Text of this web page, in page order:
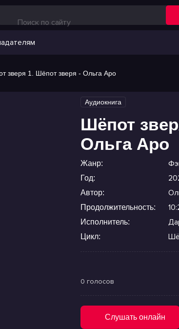
зверя 1. Шёпот зверя - Ольга Аро
Аудиокнига
Шёпот
Ольга Аро
Жанр:
Год:
Автор:
Продолжительность:
Исполнитель:
Цикл:
0 голосов
Слушать онлайн